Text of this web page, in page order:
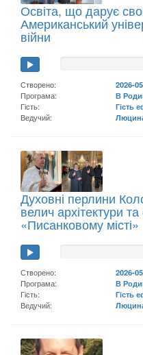
Освіта, що дарує
Американський
війни
Створено:
2026-
Програма:
В
Гість:
Гість
Ведучий:
Духовні перлини
велич архітектури
«Писанковому місті»
Створено:
2026-
Програма:
В
Гість:
Гість
Ведучий: